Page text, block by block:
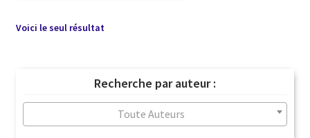
Voici le seul résultat
Recherche par auteur :
Toute Auteurs